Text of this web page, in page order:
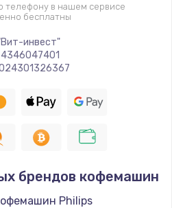
телефону в нашем сервисе
бесплатны
инвест"
брендов кофемашин
Philips